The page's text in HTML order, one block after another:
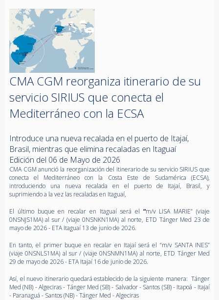
CMA CGM reorganiza itinerario de su
servicio SIRIUS que conecta el
Mediterráneo con la ECSA
Introduce una nueva recalada en el puerto de Itajaí,
Brasil, mientras que elimina recaladas en Itaguaí
Edición del 06 de Mayo de 2026
CMA CGM anunció la reorganización del itinerario de su servicio SIRIUS que
conecta el Mediterráneo con la Costa Este de Sudamérica (ECSA),
introduciendo una nueva recalada en el puerto de Itajaí, Brasil, y
suprimiendo a la vez las recaladas en Itaguaí,
El último buque en recalar en Itaguaí será el “m/v LISA MARIE” (viaje
0NSNJS1MA) al sur / (viaje 0NSNKN1MA) al norte, ETD Tánger Med 23 de
mayo de 2026 - ETA Itaguaí 13 de junio de 2026.
En tanto, el primer buque en recalar en Itajaí será el “m/v SANTA INES”
(viaje 0NSNLS1MA) al sur / (viaje 0NSNMN1MA) al norte, ETD Tánger Med
29 de mayo de 2026 - ETA Itajaí 16 de junio de 2026.
Así, el nuevo itinerario quedará establecido de la siguiente manera: Tánger
Med (NB) - Algeciras - Tánger Med (SB) - Salvador - Santos (SB) - Itapoá - Itajaí
- Paranaguá - Santos (NB) - Tánger Med - Algeciras